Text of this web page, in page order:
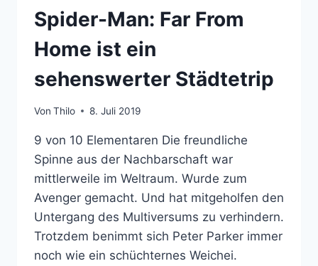
Spider-Man: Far From
Home ist ein
sehenswerter Städtetrip
Von Thilo 8. Juli 2019
9 von 10 Elementaren Die freundliche
Spinne aus der Nachbarschaft war
mittlerweile im Weltraum. Wurde zum
Avenger gemacht. Und hat mitgeholfen den
Untergang des Multiversums zu verhindern.
Trotzdem benimmt sich Peter Parker immer
noch wie ein schüchternes Weichei.